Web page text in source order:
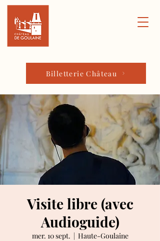
Billetterie Château
Visite libre (avec
Audioguide)
mer. 10 sept.
  |
Haute-Goulaine